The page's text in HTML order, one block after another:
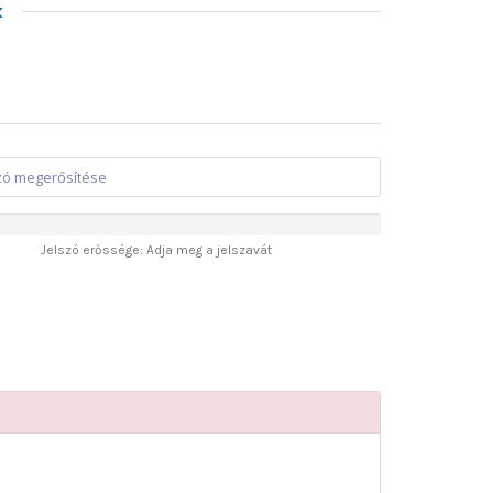
Jelszó erőssége: Adja meg a jelszavát